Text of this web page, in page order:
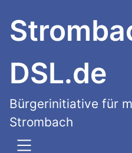
SKIP TO MAIN
DSL.de
Bürgerinitiative für
Strombach